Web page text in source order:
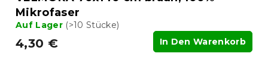
Mikrofaser
Auf Lager (>10 Stücke)
4,30 € In Den Warenkorb